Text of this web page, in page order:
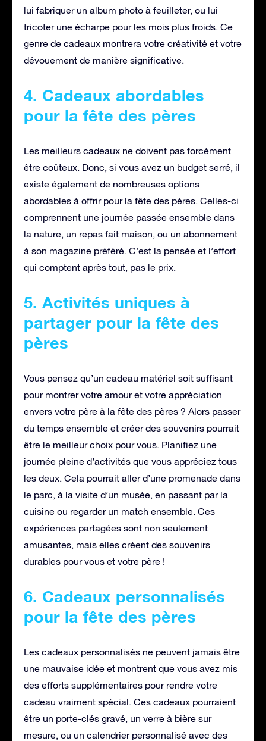
lui fabriquer un album photo à feuilleter, ou lui
tricoter une écharpe pour les mois plus froids. Ce
genre de cadeaux montrera votre créativité et votre
dévouement de manière significative.
4. Cadeaux abordables
pour la fête des pères
Les meilleurs cadeaux ne doivent pas forcément
être coûteux. Donc, si vous avez un budget serré, il
existe également de nombreuses options
abordables à offrir pour la fête des pères. Celles-ci
comprennent une journée passée ensemble dans
la nature, un repas fait maison, ou un abonnement
à son magazine préféré. C’est la pensée et l’effort
qui comptent après tout, pas le prix.
5. Activités uniques à
partager pour la fête des
pères
Vous pensez qu’un cadeau matériel soit suffisant
pour montrer votre amour et votre appréciation
envers votre père à la fête des pères ? Alors passer
du temps ensemble et créer des souvenirs pourrait
être le meilleur choix pour vous. Planifiez une
journée pleine d’activités que vous appréciez tous
les deux. Cela pourrait aller d’une promenade dans
le parc, à la visite d’un musée, en passant par la
cuisine ou regarder un match ensemble. Ces
expériences partagées sont non seulement
amusantes, mais elles créent des souvenirs
durables pour vous et votre père !
6. Cadeaux personnalisés
pour la fête des pères
Les cadeaux personnalisés ne peuvent jamais être
une mauvaise idée et montrent que vous avez mis
des efforts supplémentaires pour rendre votre
cadeau vraiment spécial. Ces cadeaux pourraient
être un porte-clés gravé, un verre à bière sur
mesure, ou un calendrier personnalisé avec des